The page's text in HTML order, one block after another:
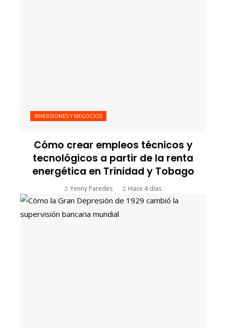
INVERSIONES Y NEGOCIOS
Cómo crear empleos técnicos y
tecnológicos a partir de la renta
energética en Trinidad y Tobago
Yenny Paredes Hace 4 días